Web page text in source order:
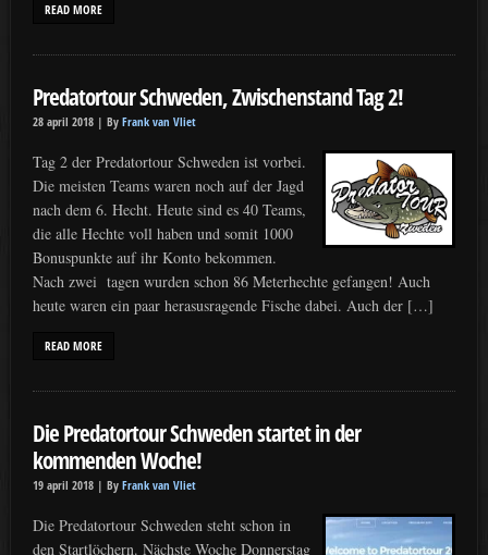
READ MORE
Predatortour Schweden, Zwischenstand Tag 2!
28 april 2018 | By Frank van Vliet
Tag 2 der Predatortour Schweden ist vorbei.
Die meisten Teams waren noch auf der Jagd
nach dem 6. Hecht. Heute sind es 40 Teams,
die alle Hechte voll haben und somit 1000
Bonuspunkte auf ihr Konto bekommen.
Nach zwei tagen wurden schon 86 Meterhechte gefangen! Auch
heute waren ein paar herasusragende Fische dabei. Auch der […]
READ MORE
Die Predatortour Schweden startet in der
kommenden Woche!
19 april 2018 | By Frank van Vliet
Die Predatortour Schweden steht schon in
den Startlöchern. Nächste Woche Donnerstag